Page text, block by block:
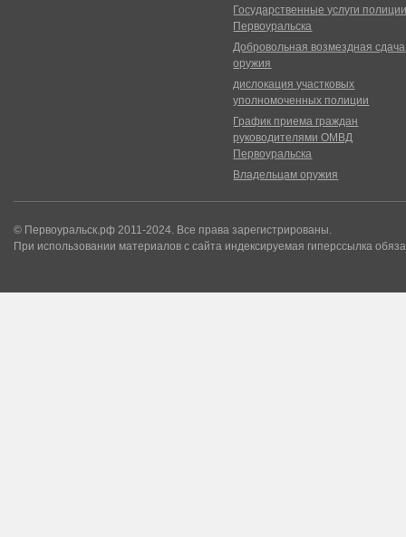
Государственные услуги
Первоуральска
Добровольная возмездная сдача
оружия
дислокация участковых
уполномоченных полиции
График приема граждан
руководителями ОМВД
Первоуральска
Владельцам оружия
© Первоуральск.рф 2011-2024. Все права зарегистрированы.
При использовании материалов с сайта индексируемая гиперссылка